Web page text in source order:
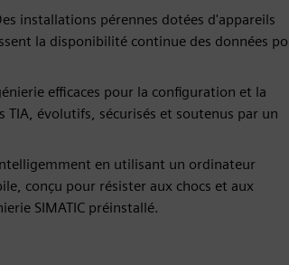
installations pérennes dotées d'appareils
la disponibilité continue des données
efficaces pour la configuration et la
évolutifs, sécurisés et soutenus par un
en utilisant un ordinateur
conçu pour résister aux chocs et aux
SIMATIC préinstallé.